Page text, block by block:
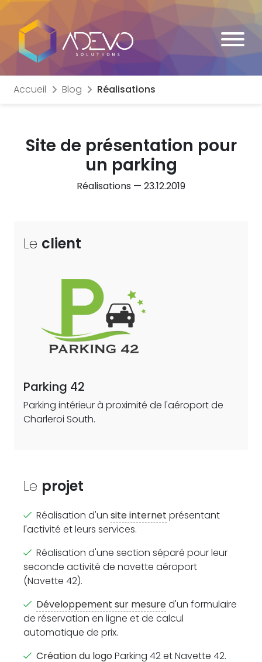
Accueil Blog Réalisations
Site de présentation pour
un parking
Réalisations — 23.12.2019
Le client
Parking 42
Parking intérieur à proximité de l'aéroport de
Charleroi South.
Le projet
Réalisation d'un site internet présentant
l'activité et leurs services.
Réalisation d'une section séparé pour leur
seconde activité de navette aéroport
(Navette 42).
Développement sur mesured'un formulaire
de réservation en ligne et de calcul
automatique de prix.
Création du logo Parking 42 et Navette 42.